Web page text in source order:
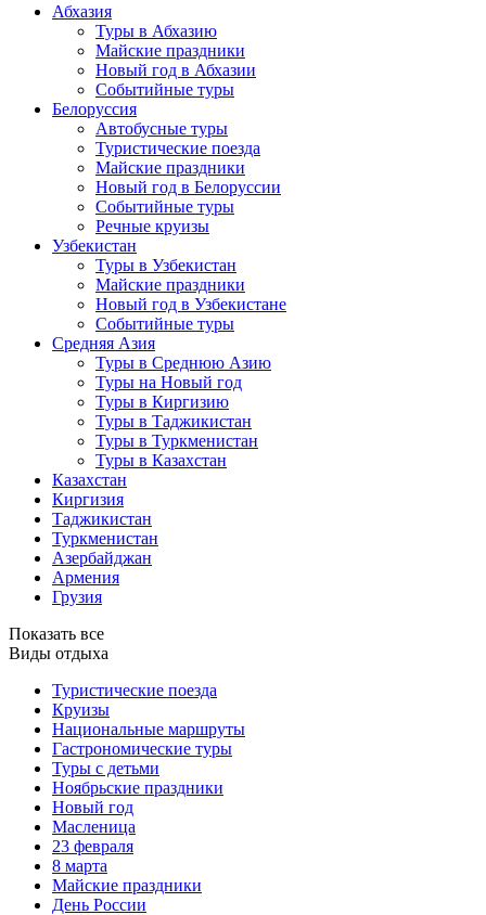
Абхазия
Туры в Абхазию
Майские праздники
Новый год в Абхазии
Событийные туры
Белоруссия
Автобусные туры
Туристические поезда
Майские праздники
Новый год в Белоруссии
Событийные туры
Речные круизы
Узбекистан
Туры в Узбекистан
Майские праздники
Новый год в Узбекистане
Событийные туры
Средняя Азия
Туры в Среднюю Азию
Туры на Новый год
Туры в Киргизию
Туры в Таджикистан
Туры в Туркменистан
Туры в Казахстан
Казахстан
Киргизия
Таджикистан
Туркменистан
Азербайджан
Армения
Грузия
Показать все
Виды отдыха
Туристические поезда
Круизы
Национальные маршруты
Гастрономические туры
Туры с детьми
Ноябрьские праздники
Новый год
Масленица
23 февраля
8 марта
Майские праздники
День России